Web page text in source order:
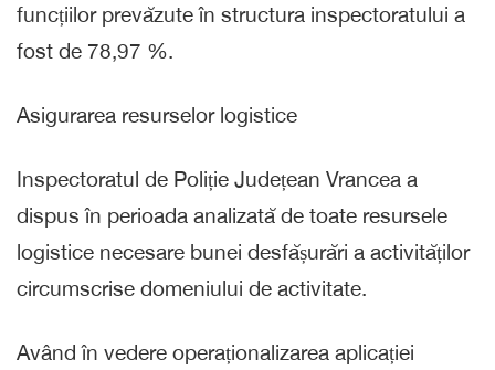
funcțiilor prevăzute în structura inspectoratului a
fost de 78,97 %.
Asigurarea resurselor logistice
Inspectoratul de Poliție Județean Vrancea a
dispus în perioada analizată de toate resursele
logistice necesare bunei desfășurări a activităților
circumscrise domeniului de activitate.
Având în vedere operaționalizarea aplicației